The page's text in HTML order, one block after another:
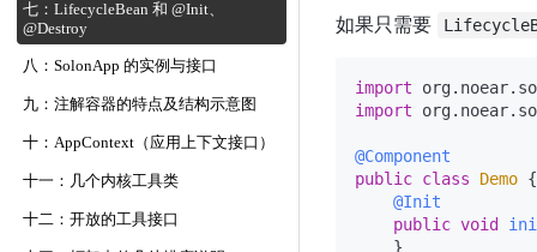
七：LifecycleBean 和 @Init、
@Destroy
八：SolonApp 的实例与接口
九：注解容器的特点及结构示意图
十：AppContext（应用上下文接口）
十一：几个内核工具类
十二：开放的工具接口
如果只需要
import
import
@Component
public class Demo {
@Init
public void
    }